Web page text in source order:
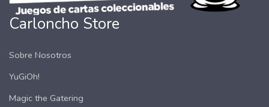
Carloncho Store
Sobre Nosotros
YuGiOh!
Magic the Gatering